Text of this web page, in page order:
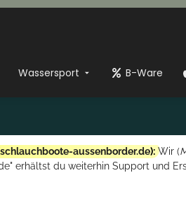
Wassersport B-Ware
schlauchboote-aussenborder.de): Wir (
erhältst du weiterhin Support und